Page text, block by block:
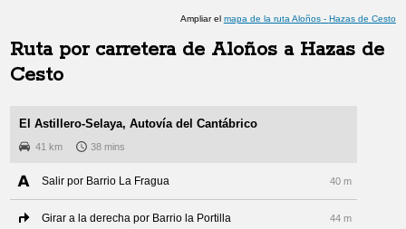
Ampliar el mapa de la ruta Aloños- Hazas de Cesto
Ruta por carretera de Aloños a Hazas de
Cesto
El Astillero-Selaya, Autovía del Cantábrico
41 km 38 mins
Salir por Barrio La Fragua 40 m
Girar a la derecha por Barrio la Portilla 44 m